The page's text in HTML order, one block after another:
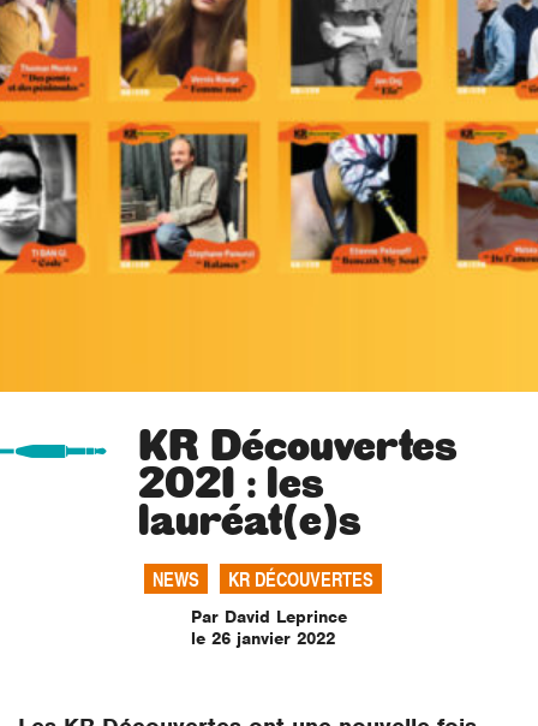
KR Découvertes
2021 : les
lauréat(e)s
NEWS KR DÉCOUVERTES
Par David Leprince
le 26 janvier 2022